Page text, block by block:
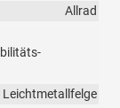
Allrad
Leichtmetallfelge